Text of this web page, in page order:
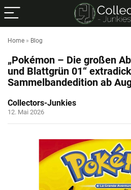
Home » Blog
„Pokémon – Die großen
und Blattgrün 01“
Sammelbandedition ab
Collectors-Junkies
12. Mai 2026